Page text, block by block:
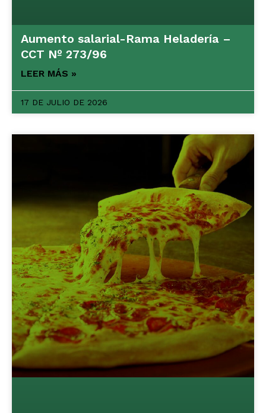
Aumento salarial-Rama Heladería –
CCT Nº 273/96
LEER MÁS »
17 DE JULIO DE 2026